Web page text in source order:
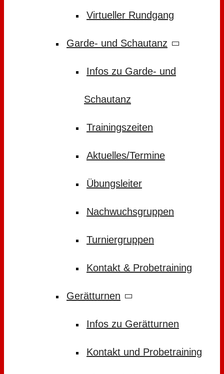
Virtueller Rundgang
Garde- und Schautanz
Infos zu Garde- und
Schautanz
Trainingszeiten
Aktuelles/Termine
Übungsleiter
Nachwuchsgruppen
Turniergruppen
Kontakt & Probetraining
Gerätturnen
Infos zu Gerätturnen
Kontakt und Probetraining